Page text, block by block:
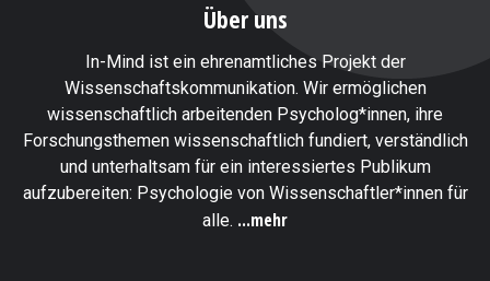
Über uns
In-Mind ist ein ehrenamtliches Projekt der
Wissenschaftskommunikation. Wir ermöglichen
wissenschaftlich arbeitenden Psycholog*innen, ihre
Forschungsthemen wissenschaftlich fundiert, verständlich
und unterhaltsam für ein interessiertes Publikum
aufzubereiten: Psychologie von Wissenschaftler*innen für
alle. ...mehr